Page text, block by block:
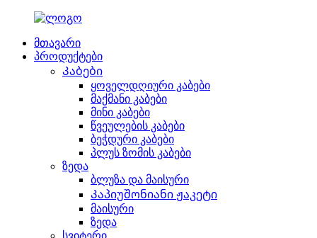
მთავარი
პროდუქტები
Კაბები
ყოველდღიური კაბები
მაქმანი კაბები
მინი კაბები
წვეულების კაბები
ბეჭდური კაბები
პლუს ზომის კაბები
ზედა
ბლუზა და მაისური
Კაპიუშონიანი ჟაკეტი
მაისური
ზედა
სვიტერი